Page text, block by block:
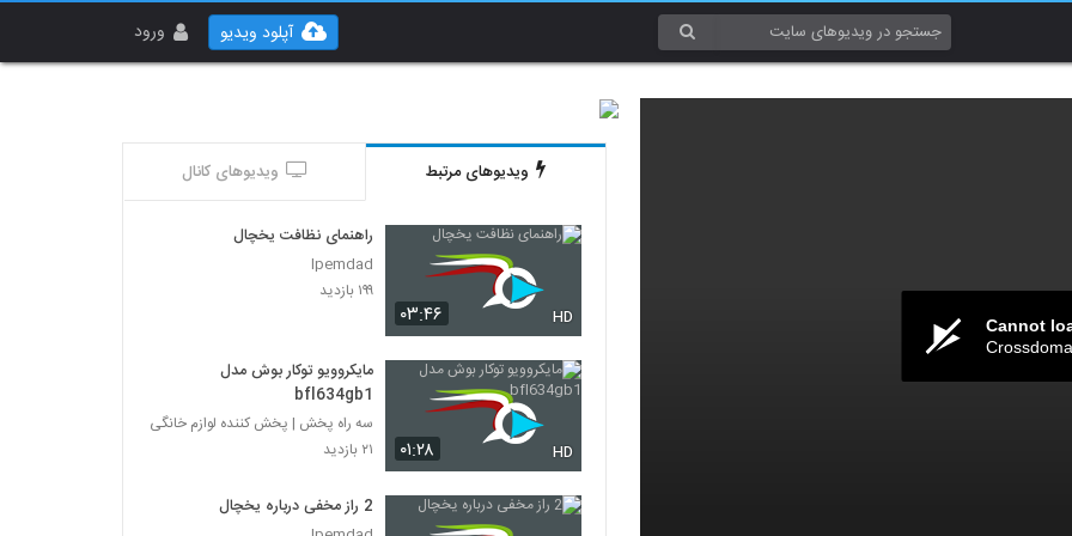
ورود آپلود ویدیو
Cannot
ویدیوهای مرتبط ویدیوهای کانال
۰۳:۴۶ HD
راهنمای نظافت یخچال
Ipemdad
۱۹۹ بازدید
۰۱:۲۸ HD
مایکروویو توکار بوش مدل
bfl634gb1
سه راه پخش | پخش کننده لوازم خانگی
۲۱ بازدید
2 راز مخفی درباره یخچال